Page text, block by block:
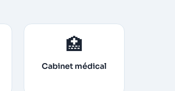
🏥
Cabinet médical